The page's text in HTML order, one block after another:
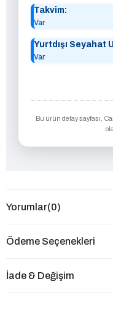
Takvim:
Var
Yurtdışı Seyahat
Var
Bu ürün detay sayfası,
Yorumlar(0)
Ödeme Seçenekleri
İade & Değişim